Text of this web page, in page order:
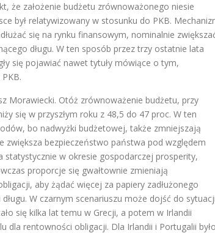
że założenie budżetu zrównoważonego niesie
był relatywizowany w stosunku do PKB.
się na rynku finansowym, nominalnie
długu. W ten sposób przez trzy ostatnie lata
się pojawiać nawet tytuły mówiące o tym,
Morawiecki. Otóż zrównoważenie budżetu, przy
się w przyszłym roku z 48,5 do 47 proc. W ten
bo nadwyżki budżetowej, także zmniejszają
zwiększa bezpieczeństwo państwa pod względem
statystycznie w okresie gospodarczej prosperity,
proporcje się gwałtownie zmieniają
aby żądać więcej za papiery zadłużonego
W czarnym scenariuszu może dojść do
się kilka lat temu w Grecji, a potem w Irlandii
rentowności obligacji. Dla Irlandii i Portugalii było